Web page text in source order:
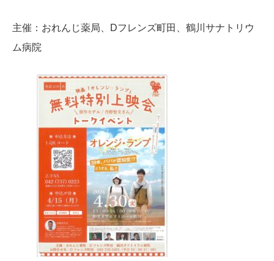
主催：おれんじ薬局、Dフレンズ町田、鶴川サナトリウ
ム病院